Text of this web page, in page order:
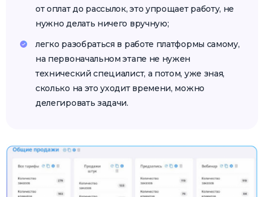
от оплат до рассылок, это упрощает работу, не
нужно делать ничего вручную;
легко разобраться в работе платформы самому,
на первоначальном этапе не нужен
технический специалист, а потом, уже зная,
сколько на это уходит времени, можно
делегировать задачи.